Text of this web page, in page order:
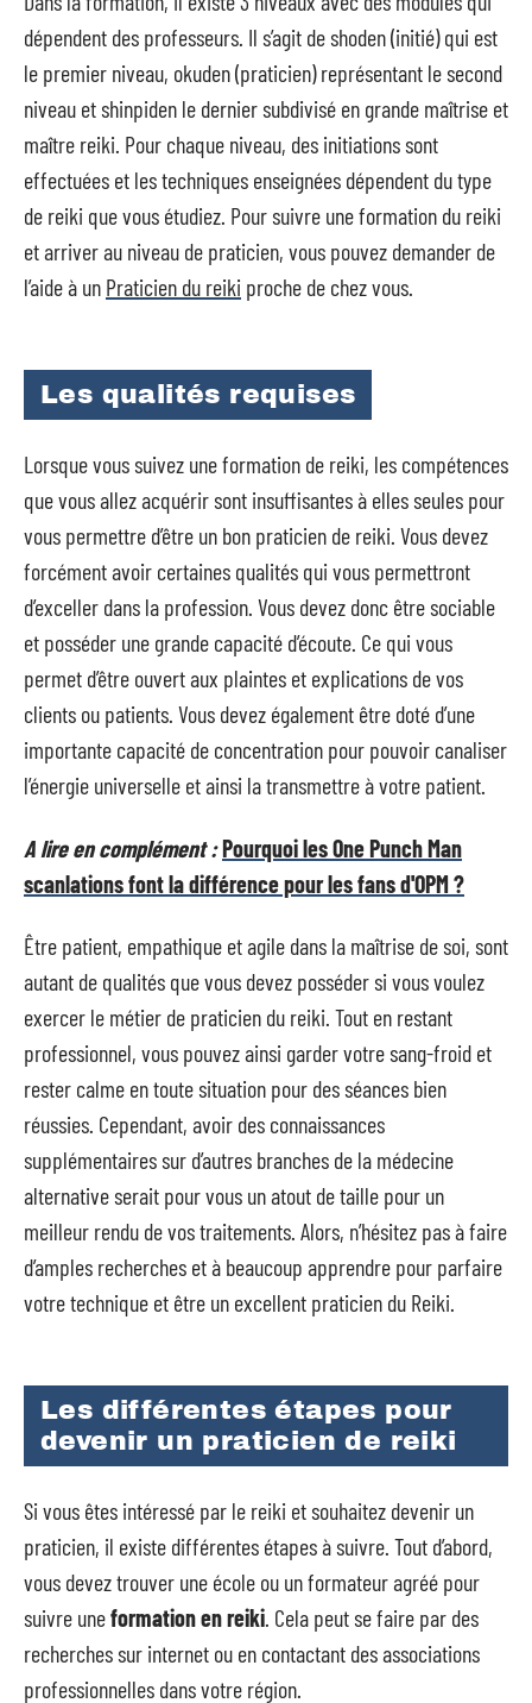
dépendent des professeurs. Il s’agit de shoden (initié) qui est
le premier niveau, okuden (praticien) représentant le second
niveau et shinpiden le dernier subdivisé en grande maîtrise et
maître reiki. Pour chaque niveau, des initiations sont
effectuées et les techniques enseignées dépendent du type
de reiki que vous étudiez. Pour suivre une formation du reiki
et arriver au niveau de praticien, vous pouvez demander de
l’aide à un Praticien du reiki proche de chez vous.
Les qualités requises
Lorsque vous suivez une formation de reiki, les compétences
que vous allez acquérir sont insuffisantes à elles seules pour
vous permettre d’être un bon praticien de reiki. Vous devez
forcément avoir certaines qualités qui vous permettront
d’exceller dans la profession. Vous devez donc être sociable
et posséder une grande capacité d’écoute. Ce qui vous
permet d’être ouvert aux plaintes et explications de vos
clients ou patients. Vous devez également être doté d’une
importante capacité de concentration pour pouvoir canaliser
l’énergie universelle et ainsi la transmettre à votre patient.
A lire en complément :Pourquoi les One Punch Man
scanlations font la différence pour les fans d'OPM ?
Être patient, empathique et agile dans la maîtrise de soi, sont
autant de qualités que vous devez posséder si vous voulez
exercer le métier de praticien du reiki. Tout en restant
professionnel, vous pouvez ainsi garder votre sang-froid et
rester calme en toute situation pour des séances bien
réussies. Cependant, avoir des connaissances
supplémentaires sur d’autres branches de la médecine
alternative serait pour vous un atout de taille pour un
meilleur rendu de vos traitements. Alors, n’hésitez pas à faire
d’amples recherches et à beaucoup apprendre pour parfaire
votre technique et être un excellent praticien du Reiki.
Les différentes étapes pour
devenir un praticien de reiki
Si vous êtes intéressé par le reiki et souhaitez devenir un
praticien, il existe différentes étapes à suivre. Tout d’abord,
vous devez trouver une école ou un formateur agréé pour
suivre uneformation en reiki. Cela peut se faire par des
recherches sur internet ou en contactant des associations
professionnelles dans votre région.